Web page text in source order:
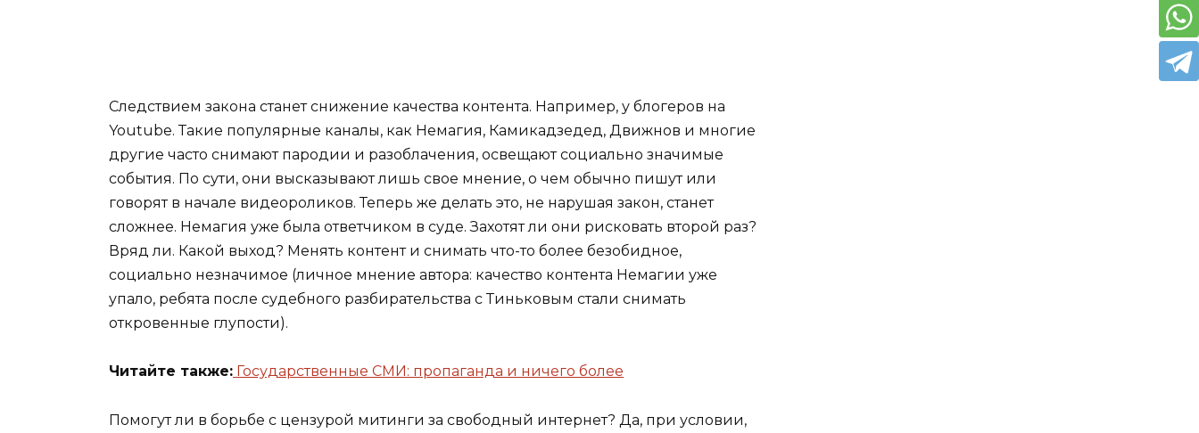
Следствием закона станет снижение качества контента. Например, у блогеров на
Youtube. Такие популярные каналы, как Немагия, Камикадзедед, Движнов и многие
другие часто снимают пародии и разоблачения, освещают социально значимые
события. По сути, они высказывают лишь свое мнение, о чем обычно пишут или
говорят в начале видеороликов. Теперь же делать это, не нарушая закон, станет
сложнее. Немагия уже была ответчиком в суде. Захотят ли они рисковать второй раз?
Вряд ли. Какой выход? Менять контент и снимать что-то более безобидное,
социально незначимое (личное мнение автора: качество контента Немагии уже
упало, ребята после судебного разбирательства с Тиньковым стали снимать
откровенные глупости).
Читайте также: Государственные СМИ: пропаганда и ничего более
Помогут ли в борьбе с цензурой митинги за свободный интернет? Да, при условии,